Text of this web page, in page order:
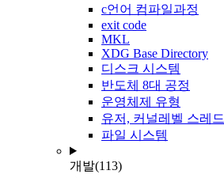
c언어 컴파일과정
exit code
MKL
XDG Base Directory
디스크 시스템
반도체 8대 공정
운영체제 유형
유저, 커널레벨 스레드
파일 시스템
개발(113)